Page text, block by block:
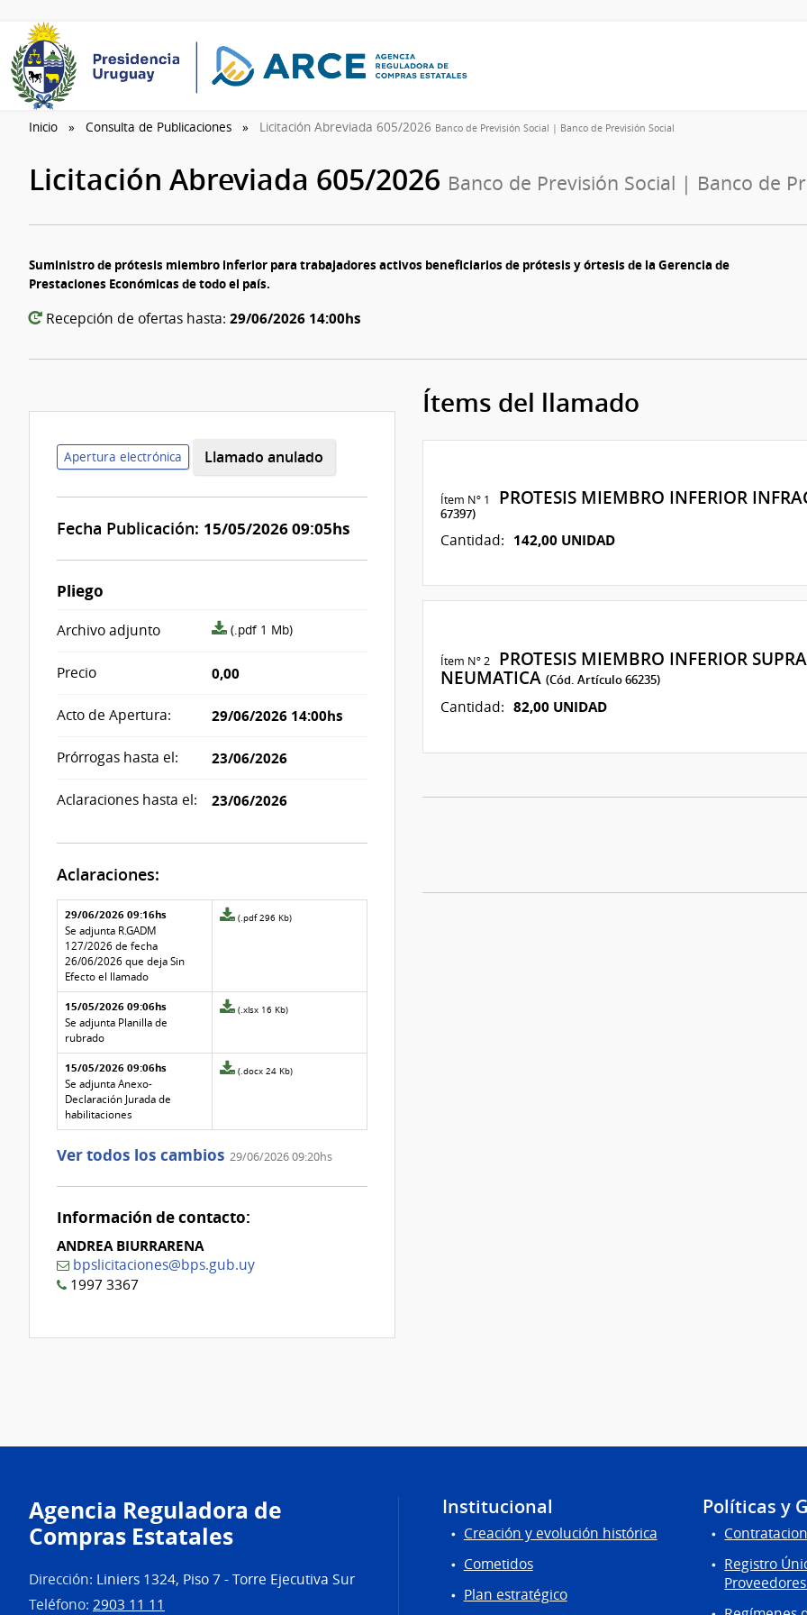
Inicio Consulta de Publicaciones Licitación Abreviada 605/2026 Banco de Previsión Social | Banco de Previsión Social
Licitación Abreviada 605/2026 Banco de Previsión Social | Banco de
Suministro de prótesis miembro inferior para trabajadores activos beneficiarios de prótesis y órtesis de la Gerencia de
Prestaciones Económicas de todo el país.
Recepción de ofertas hasta: 29/06/2026 14:00hs
Apertura electrónica Llamado anulado
Fecha Publicación: 15/05/2026 09:05hs
Pliego
Archivo adjunto
archivo
(.pdf 1 Mb)
Precio 0,00
Acto de Apertura: 29/06/2026 14:00hs
Prórrogas hasta el: 23/06/2026
Aclaraciones hasta el: 23/06/2026
Aclaraciones:
Aclaraciones del llamado
Fecha y
texto de
la
aclaración
Archivo
de la
aclaración
29/06/2026 09:16hs
Se adjunta R.GADM
127/2026 de fecha
26/06/2026 que deja Sin
Efecto el llamado
Archivo
Nº
2
(.pdf 296 Kb)
15/05/2026 09:06hs
Se adjunta Planilla de
rubrado
Archivo
la
aclaración
(.xlsx 16 Kb)
15/05/2026 09:06hs
Se adjunta Anexo-
Declaración Jurada de
habilitaciones
Archivo
aclaración
0
(.docx 24 Kb)
Ver todos los cambios 29/06/2026 09:20hs
Información de contacto:
ANDREA BIURRARENA
bpslicitaciones@bps.gub.uy
1997 3367
Ítems del llamado
Ítem Nº 1 PROTESIS MIEMBRO INFERIOR
67397)
Cantidad: 142,00 UNIDAD
Ítem Nº 2PROTESIS MIEMBRO INFERIOR
NEUMATICA (Cód. Artículo 66235)
Cantidad: 82,00 UNIDAD
Agencia Reguladora de
Compras Estatales
Dirección: Liniers 1324, Piso 7 - Torre Ejecutiva Sur
Teléfono: 2903 11 11
Institucional
Creación y evolución histórica
Cometidos
Plan estratégico
Políticas y
Registro